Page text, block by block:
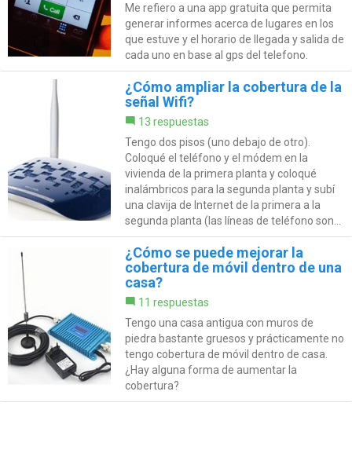
Me refiero a una app gratuita que permita
generar informes acerca de lugares en los
que estuve y el horario de llegada y salida de
cada uno en base al gps del telefono.
¿Cómo ampliar la cobertura de la
señal Wifi?
13 respuestas
Tengo dos pisos (uno debajo de otro).
Coloqué el teléfono y el módem en la
vivienda de la primera planta y coloqué
inalámbricos para la segunda planta y subí
una clavija de Internet de la primera a la
segunda planta (las líneas de teléfono son...
¿Cómo se puede mejorar la
cobertura de móvil dentro de una
casa?
11 respuestas
Tengo una casa antigua con muros de
piedra bastante gruesos y prácticamente no
tengo cobertura de móvil dentro de casa.
¿Hay alguna forma de aumentar la
cobertura?